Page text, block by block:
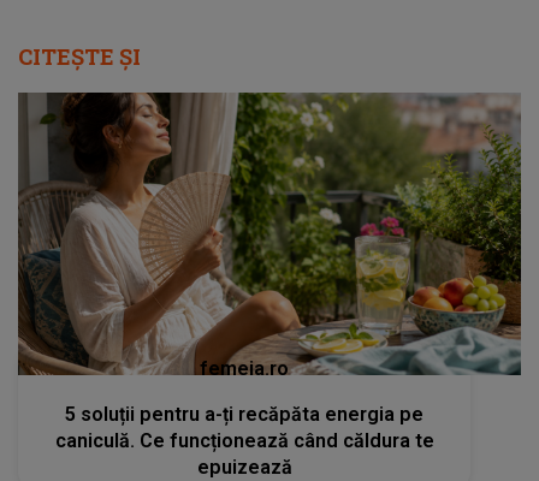
CITEȘTE ȘI
femeia.ro
5 soluții pentru a-ți recăpăta energia pe
caniculă. Ce funcționează când căldura te
epuizează